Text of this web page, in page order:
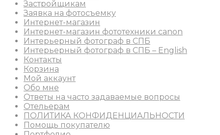
Застройщикам
Заявка на фотосъемку
Интернет-магазин
Интернет-магазин фототехники canon
Интерьерный фотограф в СПБ
Интерьерный фотограф в СПБ – English
Контакты
Корзина
Мой аккаунт
Обо мне
Ответы на часто задаваемые вопросы
Отельерам
ПОЛИТИКА КОНФИДЕНЦИАЛЬНОСТИ
Помощь покупателю